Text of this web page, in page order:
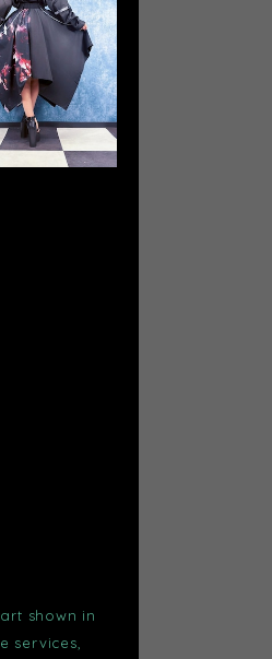
shown in
services,